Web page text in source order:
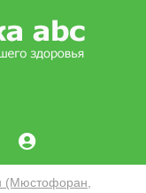
(Мюстофоран,